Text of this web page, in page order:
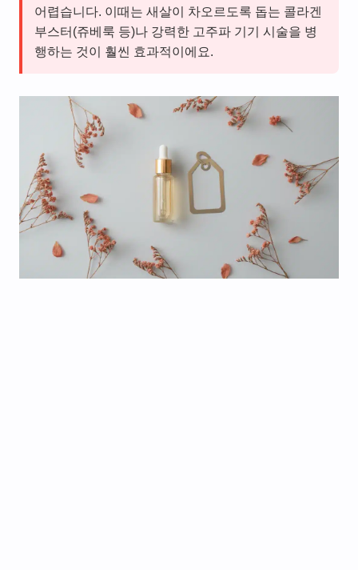
어렵습니다. 이때는 새살이 차오르도록 돕는 콜라겐
부스터(쥬베룩 등)나 강력한 고주파 기기 시술을 병
행하는 것이 훨씬 효과적이에요.